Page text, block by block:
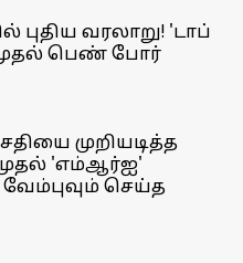
வரலாறு! 'டாப்
பெண் போர்
முறியடித்த
'எம்ஆர்ஐ'
செய்த